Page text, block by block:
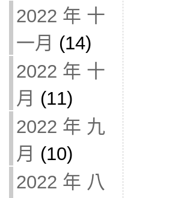
2022 年 十
一月 (14)
2022 年 十
月 (11)
2022 年 九
月 (10)
2022 年 八